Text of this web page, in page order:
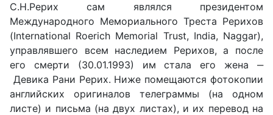
С.Н.Рерих сам являлся президентом
Международного Мемориального Треста Рерихов
(International Roerich Memorial Trust, India, Naggar),
управлявшего всем наследием Рерихов, а после
его смерти (30.01.1993) им стала его жена ‒
Девика Рани Рерих. Ниже помещаются фотокопии
английских оригиналов телеграммы (на одном
листе) и письма (на двух листах), и их перевод на